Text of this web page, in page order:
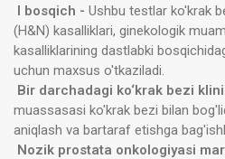
I bosqich - Ushbu testlar ko'krak
(H&N) kasalliklari, ginekologik
kasalliklarining dastlabki
uchun maxsus o'tkaziladi.
Bir darchadagi ko‘krak bezi
muassasasi ko'krak bezi bilan
aniqlash va bartaraf etishga
Nozik prostata onkologiyasi